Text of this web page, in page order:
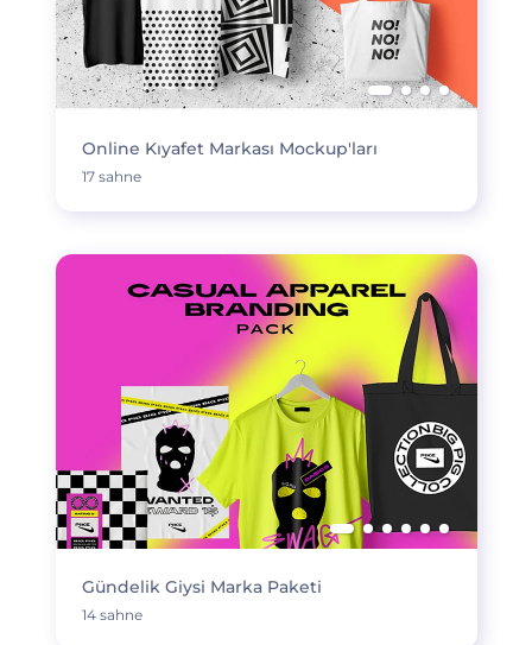
Online Kıyafet Markası Mockup'ları
17 sahne
Gündelik Giysi Marka Paketi
14 sahne